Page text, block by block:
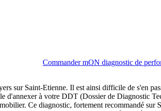
Commander mON diagnostic de
sur Saint-Etienne. Il est ainsi difficile de s'en
d'annexer à votre DDT (Dossier de Diagnostic
Ce diagnostic, fortement recommandé